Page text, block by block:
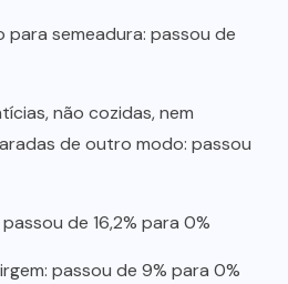
para semeadura: passou de
não cozidas, nem
de outro modo: passou
de 16,2% para 0%
passou de 9% para 0%